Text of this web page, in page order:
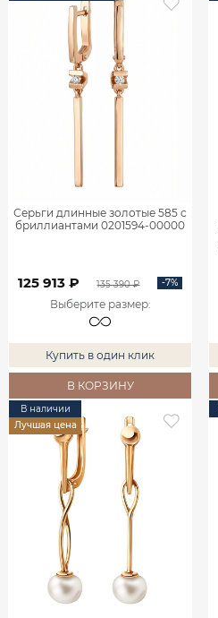
Серьги длинные золотые 585 с
бриллиантами 0201594-00000
125 913 ₽ 135 390 ₽ -7%
Выберите размер:
Купить в один клик
В КОРЗИНУ
В наличии
Лучшая цена